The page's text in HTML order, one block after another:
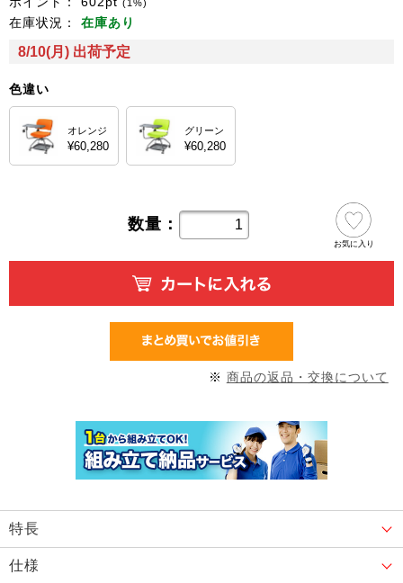
(1%)
在庫状況： 在庫あり
8/10(月) 出荷予定
色違い
オレンジ
¥60,280
グリーン
¥60,280
数量：
お気に入り
※ 商品の返品・交換について
特長
仕様